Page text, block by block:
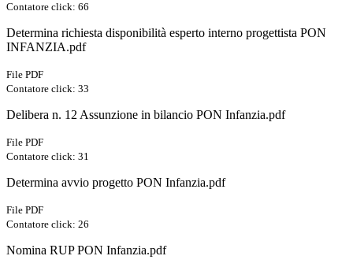
Contatore click: 66
Determina richiesta disponibilità esperto interno progettista PON
INFANZIA.pdf
File PDF
Contatore click: 33
Delibera n. 12 Assunzione in bilancio PON Infanzia.pdf
File PDF
Contatore click: 31
Determina avvio progetto PON Infanzia.pdf
File PDF
Contatore click: 26
Nomina RUP PON Infanzia.pdf